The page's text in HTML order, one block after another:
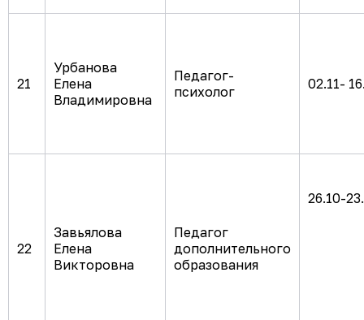
21
Урбанова
Елена
Владимировна
Педагог-
психолог
02.11-
22
Завьялова
Елена
Викторовна
Педагог
дополнительного
образования
26.10-